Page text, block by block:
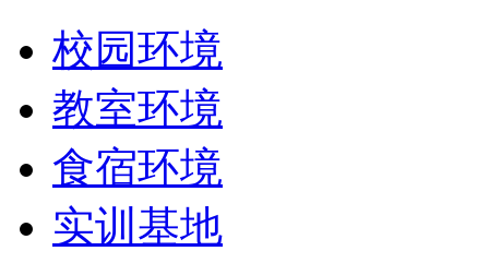
校园环境
教室环境
食宿环境
实训基地